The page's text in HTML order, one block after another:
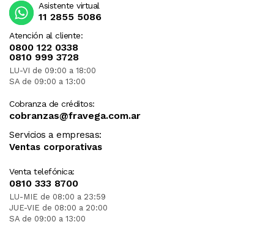
Atención al cliente:
0800 122 0338
0810 999 3728
LU-VI de 09:00 a 18:00
SA de 09:00 a 13:00
Cobranza de créditos:
cobranzas@fravega.com.ar
Servicios a empresas:
Ventas corporativas
Venta telefónica:
0810 333 8700
LU-MIE de 08:00 a 23:59
JUE-VIE de 08:00 a 20:00
SA de 09:00 a 13:00
Asistente virtual
11 2855 5086